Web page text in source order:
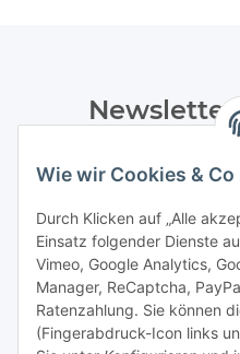
Wie wir Cookies &
Durch Klicken auf „Alle
Einsatz folgender Dienste
Vimeo, Google Analytics,
Manager, ReCaptcha,
Ratenzahlung. Sie können
(Fingerabdruck-Icon links
Datenschutzerklärung
Informationen